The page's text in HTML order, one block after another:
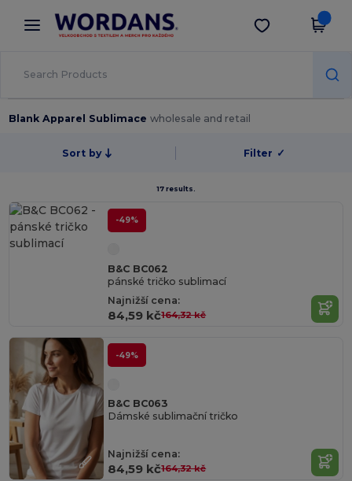
× Aplikace Wordans
Lepší ceny v aplikaci!
Stáhnout app
Blank Apparel Sublimacewholesale and retail
Sort by Filter ✓
17 results.
-49%
B&C BC062
pánské tričko sublimací
Najnižší cena:
84,59 kč164,32 kč
-49%
B&C BC063
Dámské sublimační tričko
Najnižší cena:
84,59 kč164,32 kč